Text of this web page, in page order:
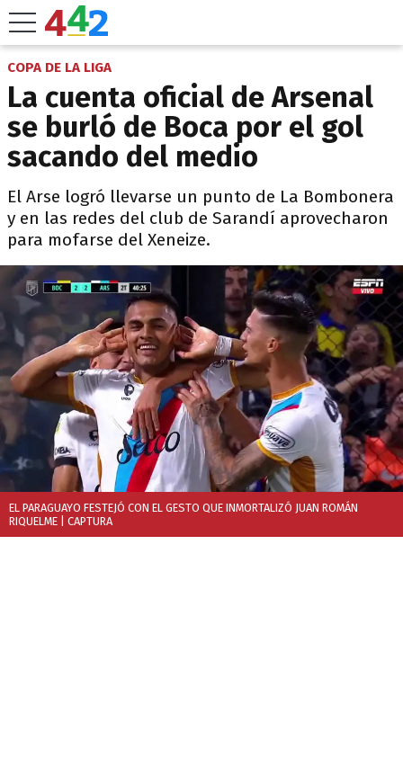
COPA DE LA LIGA
La cuenta oficial de Arsenal
se burló de Boca por el gol
sacando del medio
El Arse logró llevarse un punto de La Bombonera
y en las redes del club de Sarandí aprovecharon
para mofarse del Xeneize.
EL PARAGUAYO FESTEJÓ CON EL GESTO QUE INMORTALIZÓ JUAN ROMÁN
RIQUELME | CAPTURA